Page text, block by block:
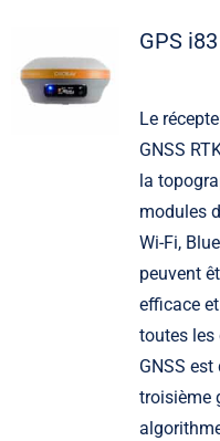
GPS
Le
GNSS
la
modules
Wi-Fi,
peuvent
efficace
toutes les
GNSS est
troisième